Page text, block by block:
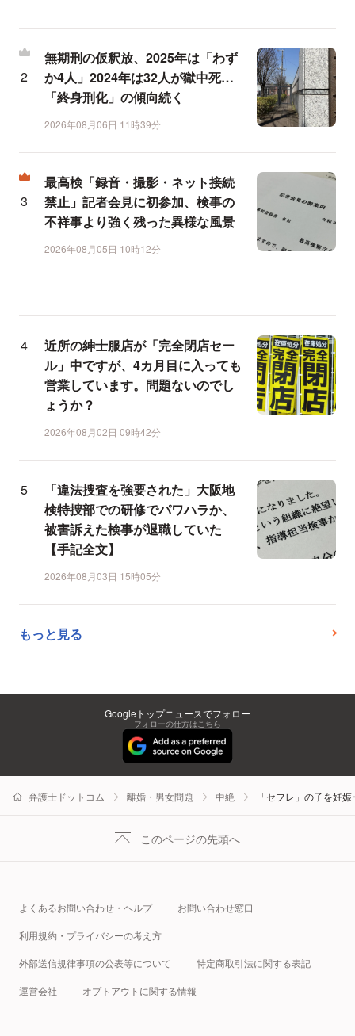
無期刑の仮釈放、2025年は「わず
か4人」2024年は32人が獄中死…
「終身刑化」の傾向続く
2026年08月06日 11時39分
最高検「録音・撮影・ネット接続
禁止」記者会見に初参加、検事の
不祥事より強く残った異様な風景
2026年08月05日 10時12分
近所の紳士服店が「完全閉店セー
ル」中ですが、4カ月目に入っても
営業しています。問題ないのでし
ょうか？
2026年08月02日 09時42分
「違法捜査を強要された」大阪地
検特捜部での研修でパワハラか、
被害訴えた検事が退職していた
【手記全文】
2026年08月03日 15時05分
もっと見る
Googleトップニュースでフォロー
フォローの仕方はこちら
弁護士ドットコム 離婚・男女問題 中絶 「セフレ」の子を妊
このページの先頭へ
よくあるお問い合わせ・ヘルプ お問い合わせ窓口
利用規約・プライバシーの考え方
外部送信規律事項の公表等について 特定商取引法に関する表記
運営会社 オプトアウトに関する情報